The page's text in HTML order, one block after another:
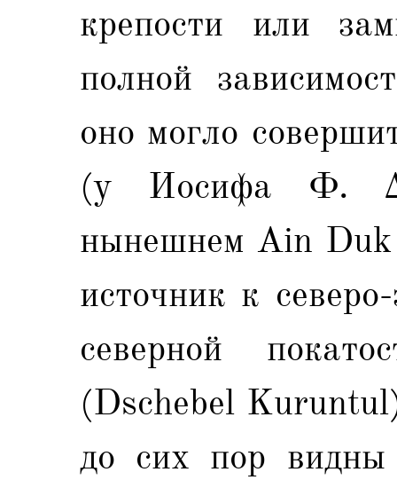
крепости или
полной
оно могло
(у Иосифа Φ.
нынешнем Ain
источник к
северной
(Dschebel
до сих пор видны